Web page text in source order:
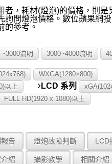
者，耗材(燈泡)的價格，則是
詢問燈泡價格。數位蘋果網
的參考。
~3000流明 3000~4000流明
WXGA(1280×800)
以上
LCD 系列
FULL HD(1920 x 1080)以上
告 燈炮故障判斷 LCD
紹 攝影教學 相關介紹